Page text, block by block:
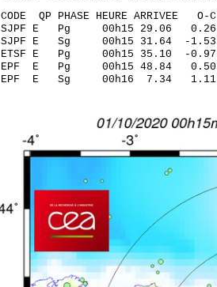
CODE QP PHASE HEURE
SJPF E Pg 00h15
SJPF E Sg 00h15
ETSF E Pg 00h15
EPF E Pg 00h15
EPF E Sg 00h16 7.34